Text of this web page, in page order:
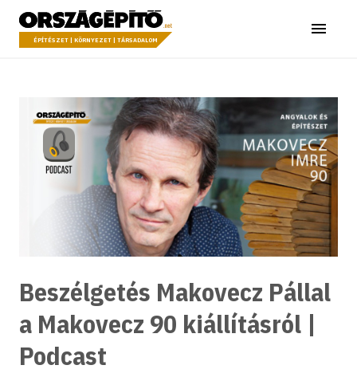
a tartalomhoz
Országépítő
ÉPÍTÉSZET | KÖRNYEZET | TÁRSADALOM Menü
Beszélgetés Makovecz Pállal
a Makovecz 90 kiállításról |
Podcast